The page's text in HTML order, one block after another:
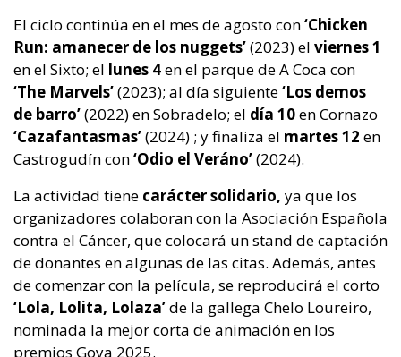
El ciclo continúa en el mes de agosto con‘Chicken
Run: amanecer de los nuggets’(2023) el viernes 1
en el Sixto; el lunes 4en el parque de A Coca con
‘The Marvels’(2023); al día siguiente‘Los demos
de barro’(2022) en Sobradelo; el día 10en Cornazo
‘Cazafantasmas’(2024) ; y finaliza el martes 12 en
Castrogudín con‘Odio el Veráno’(2024).
La actividad tiene carácter solidario, ya que los
organizadores colaboran con la Asociación Española
contra el Cáncer, que colocará un stand de captación
de donantes en algunas de las citas. Además, antes
de comenzar con la película, se reproducirá el corto
‘Lola, Lolita, Lolaza’de la gallega Chelo Loureiro,
nominada la mejor corta de animación en los
premios Goya 2025.